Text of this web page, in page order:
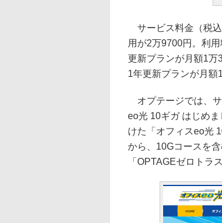
サービス料金（税
用が2万9700円。利
更新プランが月額1万
1年更新プランが月額
オプテージでは、サ
eo光 10ギガ はじめ
けた「オフィスeo光
から、10Gコースを
「OPTAGEゼロトラ